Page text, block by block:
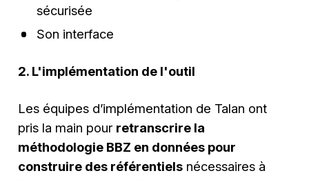
sécurisée
Son interface
2. L'implémentation de l'outil
Les équipes d’implémentation de Talan ont
pris la main pour retranscrire la
méthodologie BBZ en données pour
construire des référentiels nécessaires à